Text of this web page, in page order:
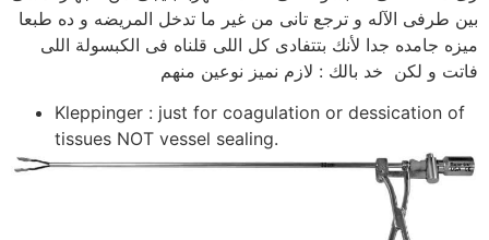
بين طرفى الآله و ترجع تانى من غير ما تدخل المريضه و ده طبعا
ميزه جامده جدا لأنك بتتفادى كل اللى قلناه فى الكبسولة اللى
فاتت و لكن خد بالك : لازم نميز نوعين منهم
Kleppinger : just for coagulation or dessication of
tissues NOT vessel sealing.